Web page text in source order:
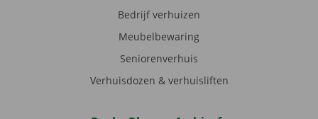
Bedrijf verhuizen
Meubelbewaring
Seniorenverhuis
Verhuisdozen & verhuisliften